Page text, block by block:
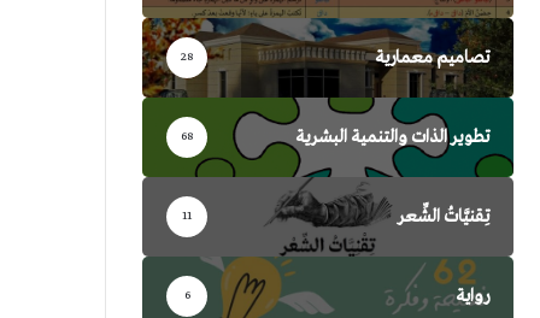
تصاميم معمارية 28
تطوير الذات والتنمية البشرية 68
تِقنيَّاتُ الشِّعر 11
رواية 6